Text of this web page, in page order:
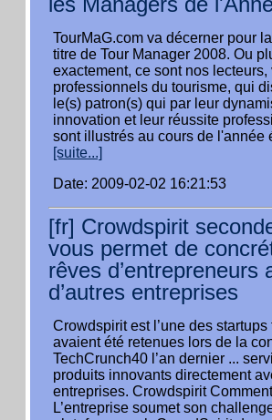
TourMaG.com va décerner pour
titre de Tour Manager 2008. Ou
exactement, ce sont nos lecteurs,
professionnels du tourisme, qui
le(s) patron(s) qui par leur
innovation et leur réussite
sont illustrés au cours de l'année
[suite...]
Date: 2009-02-02 16:21:53
[fr] Crowdspirit
vous permet de
rêves d’entrepreneurs
d’autres entreprises
Crowdspirit est l’une des
avaient été retenues lors de la
TechCrunch40 l’an dernier ...
produits innovants directement
entreprises. Crowdspirit
L’entreprise soumet son